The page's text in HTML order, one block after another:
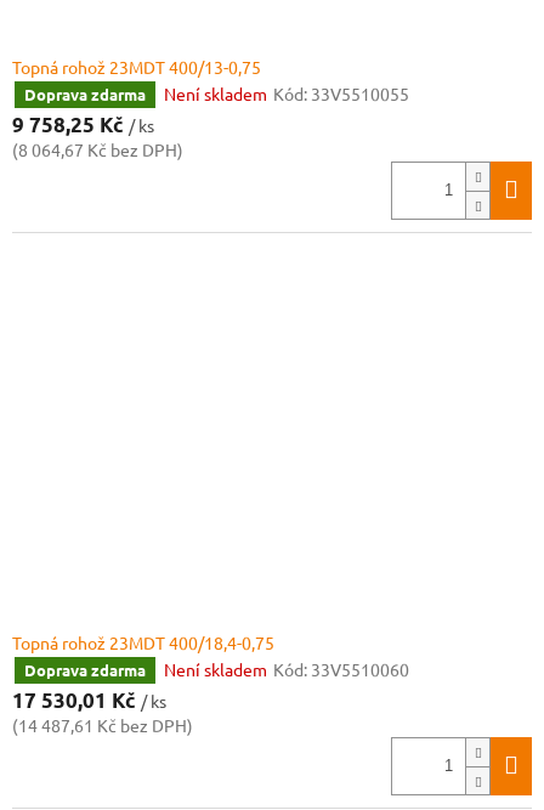
Topná rohož 23MDT 400/13-0,75
Doprava zdarma Není skladem Kód: 33V5510055
9 758,25 Kč / ks
(8 064,67 Kč bez DPH)
Topná rohož 23MDT 400/18,4-0,75
Doprava zdarma Není skladem Kód: 33V5510060
17 530,01 Kč / ks
(14 487,61 Kč bez DPH)